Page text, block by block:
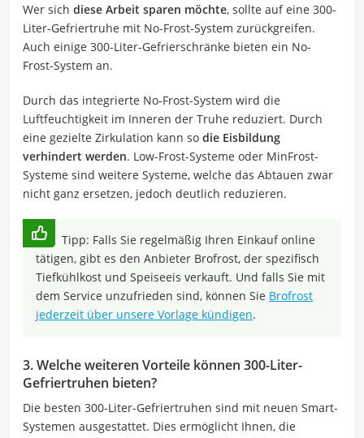
Wer sich diese Arbeit sparen möchte, sollte auf eine 300-
Liter-Gefriertruhe mit No-Frost-System zurückgreifen.
Auch einige 300-Liter-Gefrierschränke bieten ein No-
Frost-System an.
Durch das integrierte No-Frost-System wird die
Luftfeuchtigkeit im Inneren der Truhe reduziert. Durch
eine gezielte Zirkulation kann so die Eisbildung
verhindert werden. Low-Frost-Systeme oder MinFrost-
Systeme sind weitere Systeme, welche das Abtauen zwar
nicht ganz ersetzen, jedoch deutlich reduzieren.
Tipp: Falls Sie regelmäßig Ihren Einkauf online
tätigen, gibt es den Anbieter Brofrost, der spezifisch
Tiefkühlkost und Speiseeis verkauft. Und falls Sie mit
dem Service unzufrieden sind, können Sie Brofrost
jederzeit über unsere Vorlage kündigen.
3. Welche weiteren Vorteile können 300-Liter-
Gefriertruhen bieten?
Die besten 300-Liter-Gefriertruhen sind mit neuen Smart-
Systemen ausgestattet. Dies ermöglicht Ihnen, die